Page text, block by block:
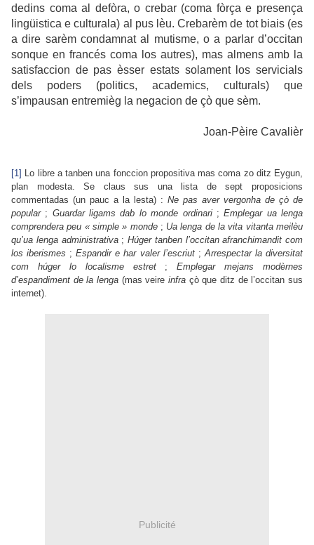
dedins coma al defòra, o crebar (coma fòrça e presença
lingüistica e culturala) al pus lèu. Crebarèm de tot biais (es
a dire sarèm condamnat al mutisme, o a parlar d’occitan
sonque en francés coma los autres), mas almens amb la
satisfaccion de pas èsser estats solament los servicials
dels poders (politics, academics, culturals) que
s’impausan entremièg la negacion de çò que sèm.
Joan-Pèire Cavalièr
[1] Lo libre a tanben una fonccion propositiva mas coma zo ditz Eygun,
plan modesta. Se claus sus una lista de sept proposicions
commentadas (un pauc a la lesta) : Ne pas aver vergonha de çò de
popular; Guardar ligams dab lo monde ordinari;Emplegar ua lenga
comprendera peu « simple » monde; Ua lenga de la vita vitanta meilèu
qu’ua lenga administrativa; Húger tanben l’occitan afranchimandit com
los iberismes ;Espandir e har valer l’escriut;Arrespectar la diversitat
com húger lo localisme estret;Emplegar mejans modèrnes
d’espandiment de la lenga (mas veire infra çò que ditz de l’occitan sus
internet).
Publicité